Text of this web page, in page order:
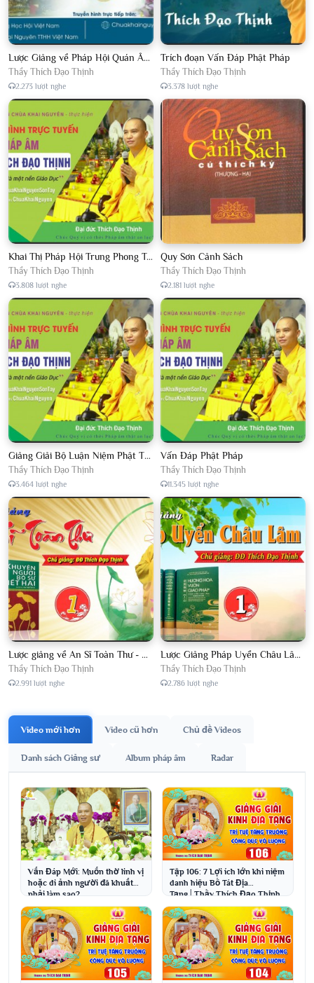
Lược Giảng về Pháp Hội Quán Âm TTHN lần 2
Thầy Thích Đạo Thịnh
2.273 lượt nghe
Trích đoạn Vấn Đáp Phật Pháp
Thầy Thích Đạo Thịnh
3.378 lượt nghe
Khai Thị Pháp Hội Trung Phong Tam Thời Hệ Niệm
Thầy Thích Đạo Thịnh
3.808 lượt nghe
Quy Sơn Cảnh Sách
Thầy Thích Đạo Thịnh
2.181 lượt nghe
Giảng Giải Bộ Luận Niệm Phật Thập Yếu Năm 2018
Thầy Thích Đạo Thịnh
3.464 lượt nghe
Vấn Đáp Phật Pháp
Thầy Thích Đạo Thịnh
11.345 lượt nghe
Lược giảng về An Sĩ Toàn Thư - Chủ giảng Đại Đức Thích Đạo Thịnh
Thầy Thích Đạo Thịnh
2.991 lượt nghe
Lược Giảng Pháp Uyển Châu Lâm, Chủ giảng Đại Đức Thích Đạo Thịnh
Thầy Thích Đạo Thịnh
2.786 lượt nghe
Video mới hơn Video cũ hơn Chủ đề Videos
Danh sách Giảng sư Album pháp âm Radar
Vấn Đáp Mới: Muốn thờ linh vị
hoặc di ảnh người đã khuất
phải làm sao?
Tập 106: 7 Lợi ích lớn khi niệm
danh hiệu Bồ Tát Địa
Tạng│Thầy Thích Đạo Thịnh